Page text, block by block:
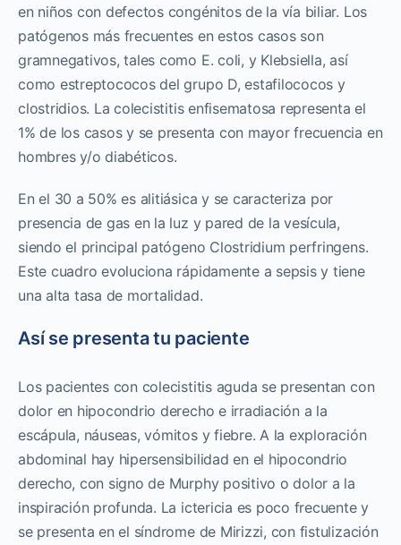
en niños con defectos congénitos de la vía biliar. Los
patógenos más frecuentes en estos casos son
gramnegativos, tales como E. coli, y Klebsiella, así
como estreptococos del grupo D, estafilococos y
clostridios. La colecistitis enfisematosa representa el
1% de los casos y se presenta con mayor frecuencia en
hombres y/o diabéticos.
En el 30 a 50% es alitiásica y se caracteriza por
presencia de gas en la luz y pared de la vesícula,
siendo el principal patógeno Clostridium perfringens.
Este cuadro evoluciona rápidamente a sepsis y tiene
una alta tasa de mortalidad.
Así se presenta tu paciente
Los pacientes con colecistitis aguda se presentan con
dolor en hipocondrio derecho e irradiación a la
escápula, náuseas, vómitos y fiebre. A la exploración
abdominal hay hipersensibilidad en el hipocondrio
derecho, con signo de Murphy positivo o dolor a la
inspiración profunda. La ictericia es poco frecuente y
se presenta en el síndrome de Mirizzi, con fistulización